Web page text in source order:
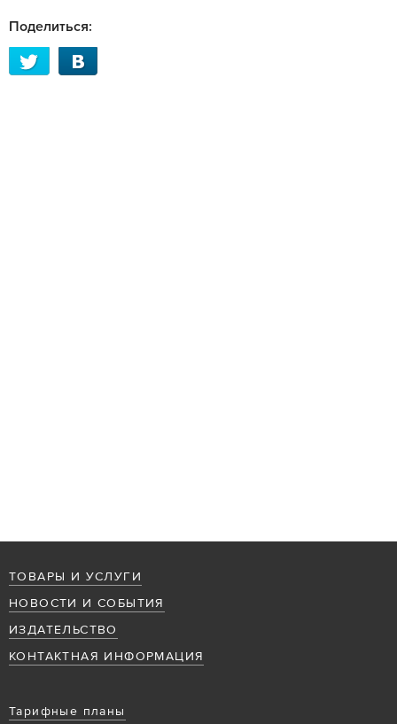
Поделиться:
ТОВАРЫ И УСЛУГИ
НОВОСТИ И СОБЫТИЯ
ИЗДАТЕЛЬСТВО
КОНТАКТНАЯ ИНФОРМАЦИЯ
Тарифные планы